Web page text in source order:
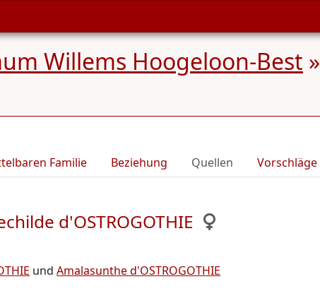
Willems Hoogeloon-Best »
Familie Beziehung Quellen Vorschläge
d'OSTROGOTHIE
und Amalasunthe d'OSTROGOTHIE